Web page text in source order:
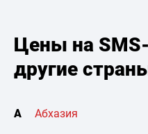
Цены на
другие
А Абхазия